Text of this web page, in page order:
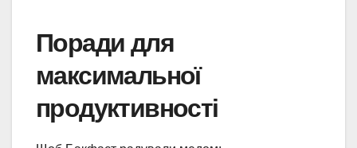
Поради для
максимальної
продуктивності